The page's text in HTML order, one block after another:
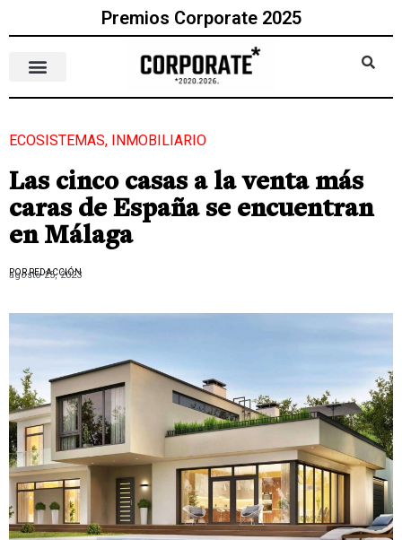
Premios Corporate 2025
ECOSISTEMAS, INMOBILIARIO
Las cinco casas a la venta más
caras de España se encuentran
en Málaga
POR REDACCIÓN
agosto 25, 2023